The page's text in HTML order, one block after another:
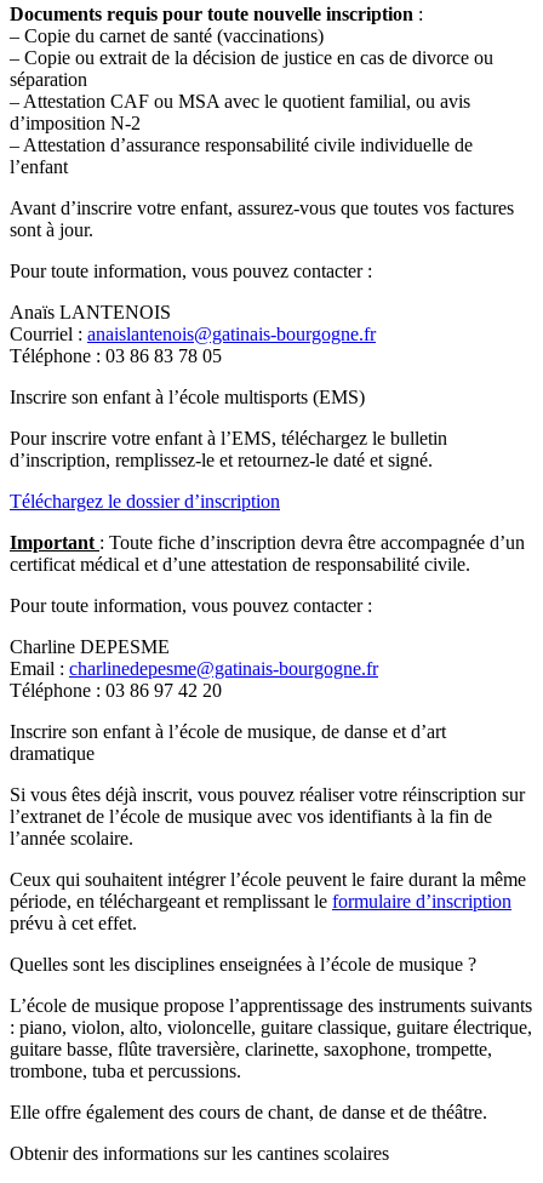
Documents requis pour toute nouvelle inscription :
– Copie du carnet de santé (vaccinations)
– Copie ou extrait de la décision de justice en cas de divorce ou
séparation
– Attestation CAF ou MSA avec le quotient familial, ou avis
d’imposition N-2
– Attestation d’assurance responsabilité civile individuelle de
l’enfant
Avant d’inscrire votre enfant, assurez-vous que toutes vos factures
sont à jour.
Pour toute information, vous pouvez contacter :
Anaïs LANTENOIS
Courriel : anaislantenois@gatinais-bourgogne.fr
Téléphone : 03 86 83 78 05
Inscrire son enfant à l’école multisports (EMS)
Pour inscrire votre enfant à l’EMS, téléchargez le bulletin
d’inscription, remplissez-le et retournez-le daté et signé.
Téléchargez le dossier d’inscription
Important : Toute fiche d’inscription devra être accompagnée d’un
certificat médical et d’une attestation de responsabilité civile.
Pour toute information, vous pouvez contacter :
Charline DEPESME
Email : charlinedepesme@gatinais-bourgogne.fr
Téléphone : 03 86 97 42 20
Inscrire son enfant à l’école de musique, de danse et d’art
dramatique
Si vous êtes déjà inscrit, vous pouvez réaliser votre réinscription sur
l’extranet de l’école de musique avec vos identifiants à la fin de
l’année scolaire.
Ceux qui souhaitent intégrer l’école peuvent le faire durant la même
période, en téléchargeant et remplissant le formulaire d’inscription
prévu à cet effet.
Quelles sont les disciplines enseignées à l’école de musique ?
L’école de musique propose l’apprentissage des instruments suivants
: piano, violon, alto, violoncelle, guitare classique, guitare électrique,
guitare basse, flûte traversière, clarinette, saxophone, trompette,
trombone, tuba et percussions.
Elle offre également des cours de chant, de danse et de théâtre.
Obtenir des informations sur les cantines scolaires